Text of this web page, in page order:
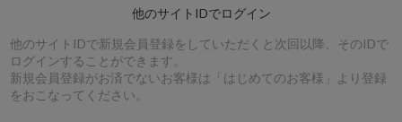
他のサイトIDでログイン
他のサイトIDで新規会員登録をしていただくと次回以降、そのIDで
ログインすることができます。
新規会員登録がお済でないお客様は「はじめてのお客様」より登録
をおこなってください。